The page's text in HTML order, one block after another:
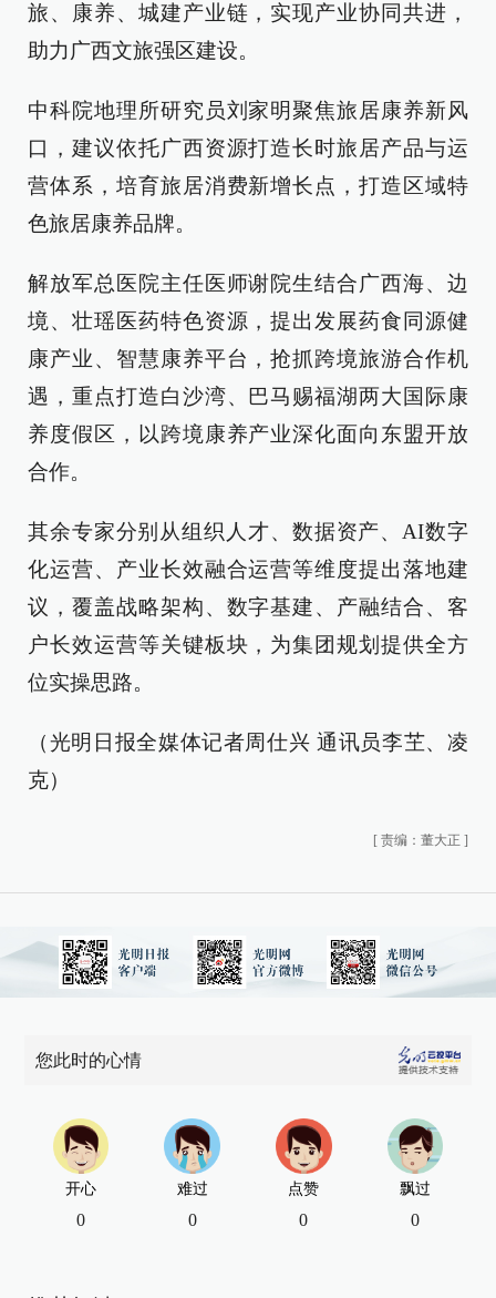
旅、康养、城建产业链，实现产业协同共进，
助力广西文旅强区建设。
中科院地理所研究员刘家明聚焦旅居康养新风
口，建议依托广西资源打造长时旅居产品与运
营体系，培育旅居消费新增长点，打造区域特
色旅居康养品牌。
解放军总医院主任医师谢院生结合广西海、边
境、壮瑶医药特色资源，提出发展药食同源健
康产业、智慧康养平台，抢抓跨境旅游合作机
遇，重点打造白沙湾、巴马赐福湖两大国际康
养度假区，以跨境康养产业深化面向东盟开放
合作。
其余专家分别从组织人才、数据资产、AI数字
化运营、产业长效融合运营等维度提出落地建
议，覆盖战略架构、数字基建、产融结合、客
户长效运营等关键板块，为集团规划提供全方
位实操思路。
（光明日报全媒体记者周仕兴 通讯员李芏、凌
克）
[ 责编：董大正 ]
您此时的心情
开心
0
难过
0
点赞
0
飘过
0